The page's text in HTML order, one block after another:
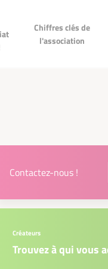
Chiffres clés de
l'association
Chiffres clés de
l'association
Contactez-nous !
Créateurs
Trouvez à qui vous